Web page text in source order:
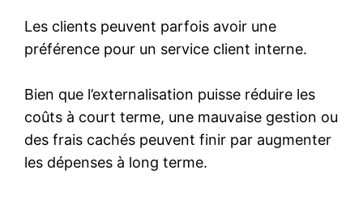
Les clients peuvent parfois avoir une
préférence pour un service client interne.
Bien que l’externalisation puisse réduire les
coûts à court terme, une mauvaise gestion ou
des frais cachés peuvent finir par augmenter
les dépenses à long terme.